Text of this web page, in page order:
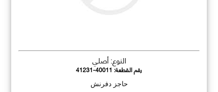
النوع: أصلي
رقم القطعة:41231-40011
حاجز دفرنش